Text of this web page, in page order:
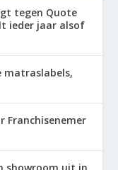
tegen Quote
ieder jaar alsof
matraslabels,
Franchisenemer